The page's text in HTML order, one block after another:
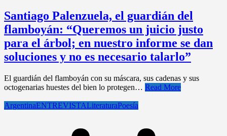
Santiago Palenzuela, el guardián del
flamboyán: “Queremos un juicio justo
para el árbol; en nuestro informe se dan
soluciones y no es necesario talarlo”
El guardián del flamboyán con su máscara, sus cadenas y sus
octogenarias huestes del bien lo protegen… Read More
ArgentinaENTREVISTALiteraturaPoesía